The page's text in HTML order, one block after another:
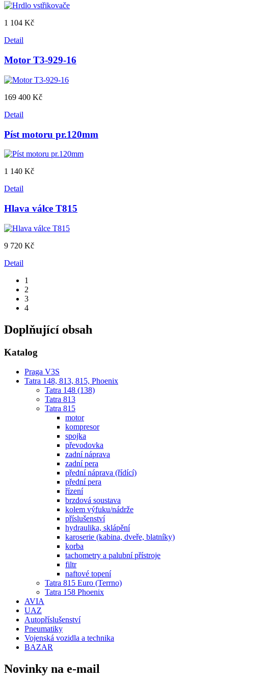
1 104 Kč
Detail
Motor T3-929-16
169 400 Kč
Detail
Píst motoru pr.120mm
1 140 Kč
Detail
Hlava válce T815
9 720 Kč
Detail
1
2
3
4
Doplňující obsah
Katalog
Praga V3S
Tatra 148, 813, 815, Phoenix
Tatra 148 (138)
Tatra 813
Tatra 815
motor
kompresor
spojka
převodovka
zadní náprava
zadní pera
přední náprava (řídící)
přední pera
řízení
brzdová soustava
kolem výfuku/nádrže
příslušenství
hydraulika, sklápění
karoserie (kabina, dveře, blatníky)
korba
tachometry a palubní přístroje
filtr
naftové topení
Tatra 815 Euro (Terrno)
Tatra 158 Phoenix
AVIA
UAZ
Autopříslušenství
Pneumatiky
Vojenská vozidla a technika
BAZAR
Novinky na e-mail